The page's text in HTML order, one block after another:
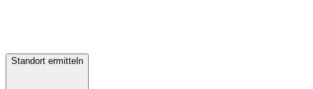
Standort ermitteln